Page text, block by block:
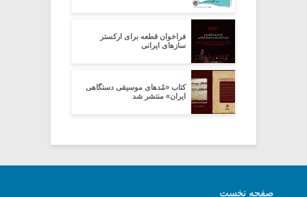
فراخوان قطعه برای ارکستر
سازهای ایرانی
کتاب «مُدهای موسیقی دستگاهی
ایران» منتشر شد
صفحه نخست